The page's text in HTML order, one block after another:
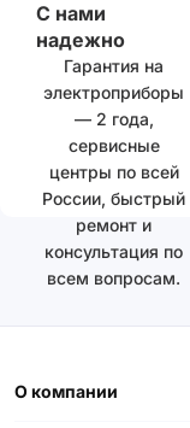
С нами
надежно
Гарантия на
электроприборы
— 2 года,
сервисные
центры по всей
России, быстрый
ремонт и
консультация по
всем вопросам.
О компании